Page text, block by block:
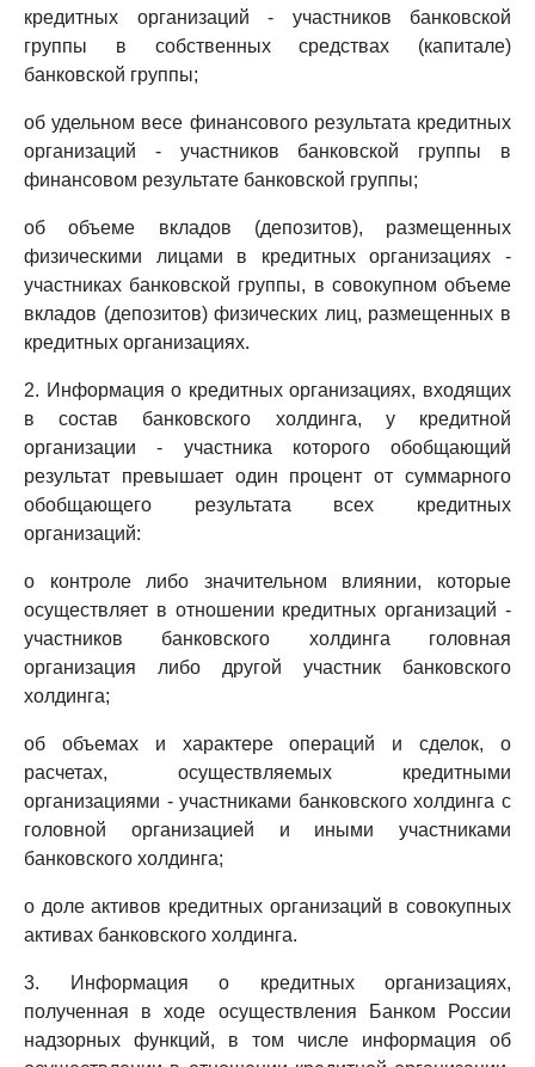
кредитных организаций - участников банковской
группы в собственных средствах (капитале)
банковской группы;
об удельном весе финансового результата кредитных
организаций - участников банковской группы в
финансовом результате банковской группы;
об объеме вкладов (депозитов), размещенных
физическими лицами в кредитных организациях -
участниках банковской группы, в совокупном объеме
вкладов (депозитов) физических лиц, размещенных в
кредитных организациях.
2. Информация о кредитных организациях, входящих
в состав банковского холдинга, у кредитной
организации - участника которого обобщающий
результат превышает один процент от суммарного
обобщающего результата всех кредитных
организаций:
о контроле либо значительном влиянии, которые
осуществляет в отношении кредитных организаций -
участников банковского холдинга головная
организация либо другой участник банковского
холдинга;
об объемах и характере операций и сделок, о
расчетах, осуществляемых кредитными
организациями - участниками банковского холдинга с
головной организацией и иными участниками
банковского холдинга;
о доле активов кредитных организаций в совокупных
активах банковского холдинга.
3. Информация о кредитных организациях,
полученная в ходе осуществления Банком России
надзорных функций, в том числе информация об